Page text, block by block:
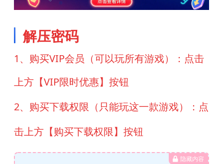
解压密码
1、购买VIP会员（可以玩所有游戏）：点击
上方【VIP限时优惠】按钮
2、购买下载权限（只能玩这一款游戏）：点
击上方【购买下载权限】按钮
隐藏内容